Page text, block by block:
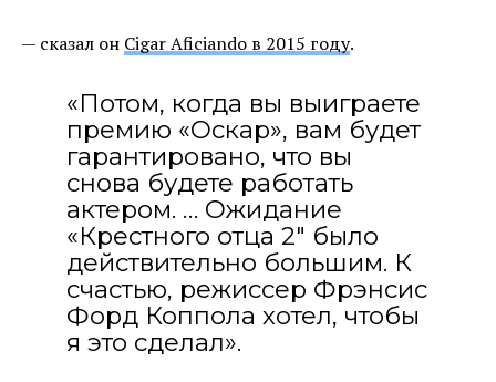
— сказал он Cigar Aficiando в 2015 году.
«Потом, когда вы выиграете
премию «Оскар», вам будет
гарантировано, что вы
снова будете работать
актером. … Ожидание
«Крестного отца 2″ было
действительно большим. К
счастью, режиссер Фрэнсис
Форд Коппола хотел, чтобы
я это сделал».